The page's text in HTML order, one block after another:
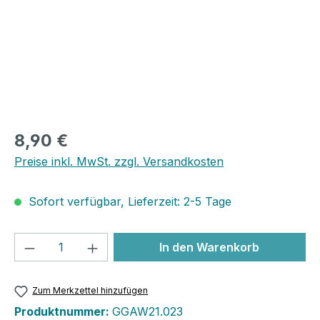
8,90 €
Preise inkl. MwSt. zzgl. Versandkosten
Sofort verfügbar, Lieferzeit: 2-5 Tage
Produkt Anzahl: Gib denIn den Warenkorb
Zum Merkzettel hinzufügen
Produktnummer: GGAW21.023